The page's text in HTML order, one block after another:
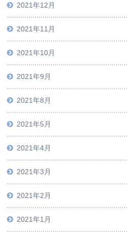
2021年12月
2021年11月
2021年10月
2021年9月
2021年8月
2021年5月
2021年4月
2021年3月
2021年2月
2021年1月